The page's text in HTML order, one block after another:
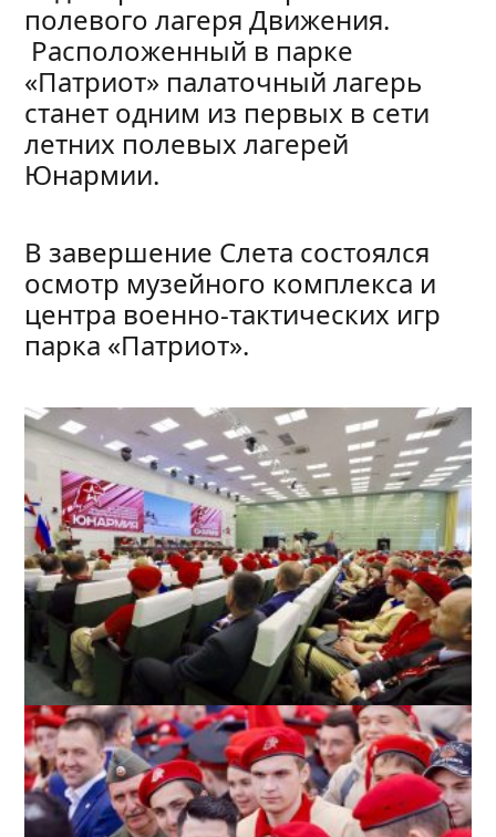
полевого лагеря Движения.
Расположенный в парке
«Патриот» палаточный лагерь
станет одним из первых в сети
летних полевых лагерей
Юнармии.
В завершение Слета состоялся
осмотр музейного комплекса и
центра военно-тактических игр
парка «Патриот».